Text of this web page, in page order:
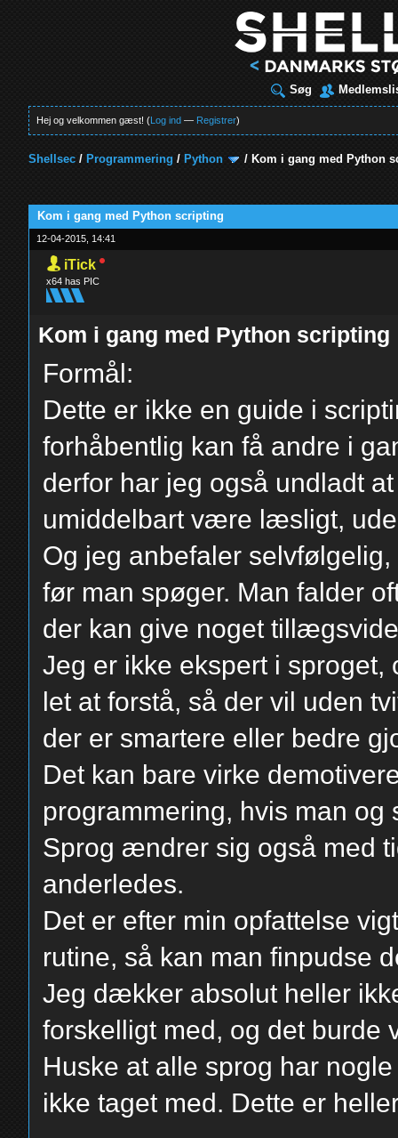
Søg
Hej og velkommen gæst! (Log ind — Registrer)
Shellsec / Programmering / Python / Kom i gang med Python
Kom i gang med Python scripting
12-04-2015, 14:41
iTick
x64 has PIC
Kom i gang med Python scripting
Formål:
Dette er ikke en guide i
forhåbentlig kan få andre i
derfor har jeg også undladt
umiddelbart være læsligt,
Og jeg anbefaler
før man spøger. Man falder
der kan give noget
Jeg er ikke ekspert i
let at forstå, så der vil uden
der er smartere eller bedre
Det kan bare virke
programmering, hvis man
Sprog ændrer sig også med
anderledes.
Det er efter min opfattelse
rutine, så kan man finpudse
Jeg dækker absolut heller
forskelligt med, og det
Huske at alle sprog har
ikke taget med. Dette er